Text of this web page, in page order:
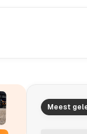
Meest